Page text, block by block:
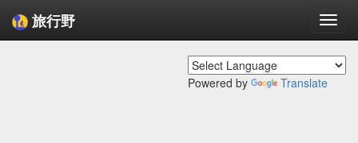
旅行野
Powered by Translate